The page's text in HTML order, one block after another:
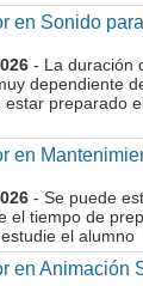
en Sonido
- La duración
dependiente
preparado
en
- Se puede
el tiempo de
el alumno
en Animación